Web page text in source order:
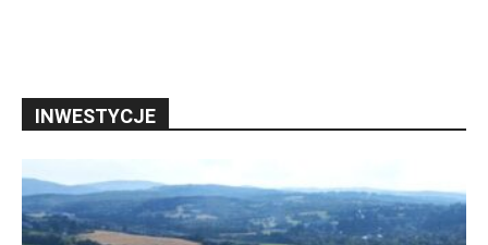
INWESTYCJE